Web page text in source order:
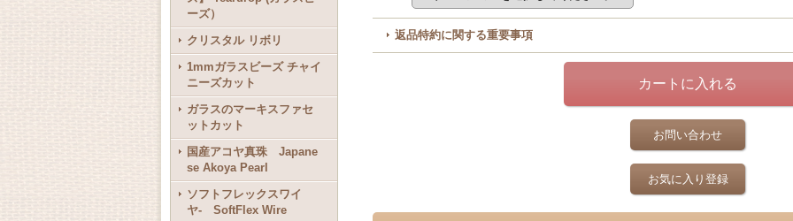
ーズ）
クリスタル リボリ
1mmガラスビーズ チャイ
ニーズカット
ガラスのマーキスファセ
ットカット
国産アコヤ真珠 Japane
se Akoya Pearl
ソフトフレックスワイ
ヤ- SoftFlex Wire
返品特約に関する重要事項
お問い合わせ
お気に入り登録